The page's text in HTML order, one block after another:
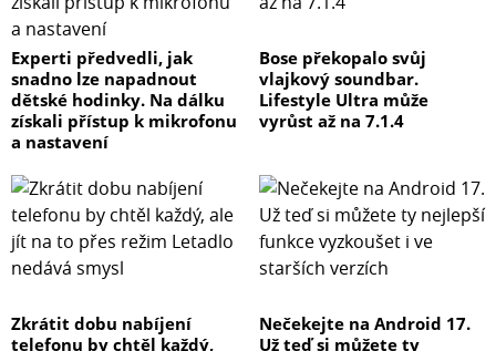
Experti předvedli, jak
snadno lze napadnout
dětské hodinky. Na dálku
získali přístup k mikrofonu
a nastavení
Bose překopalo svůj
vlajkový soundbar.
Lifestyle Ultra může
vyrůst až na 7.1.4
Zkrátit dobu nabíjení
telefonu by chtěl každý,
Nečekejte na Android 17.
Už teď si můžete ty